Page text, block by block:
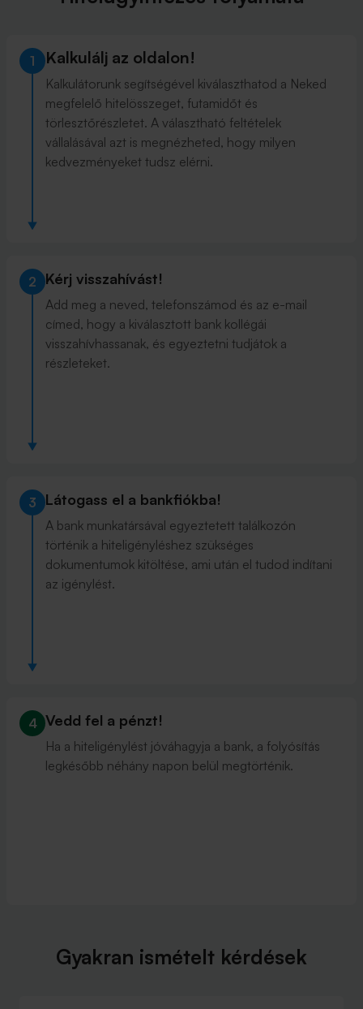
1 Kalkulálj az oldalon!
Kalkulátorunk segítségével kiválaszthatod a Neked
megfelelő hitelösszeget, futamidőt és
törlesztőrészletet. A választható feltételek
vállalásával azt is megnézheted, hogy milyen
kedvezményeket tudsz elérni.
2 Kérj visszahívást!
Add meg a neved, telefonszámod és az e-mail
címed, hogy a kiválasztott bank kollégái
visszahívhassanak, és egyeztetni tudjátok a
részleteket.
3 Látogass el a bankfiókba!
A bank munkatársával egyeztetett találkozón
történik a hiteligényléshez szükséges
dokumentumok kitöltése, ami után el tudod indítani
az igénylést.
4 Vedd fel a pénzt!
Ha a hiteligénylést jóváhagyja a bank, a folyósítás
legkésőbb néhány napon belül megtörténik.
Gyakran ismételt kérdések